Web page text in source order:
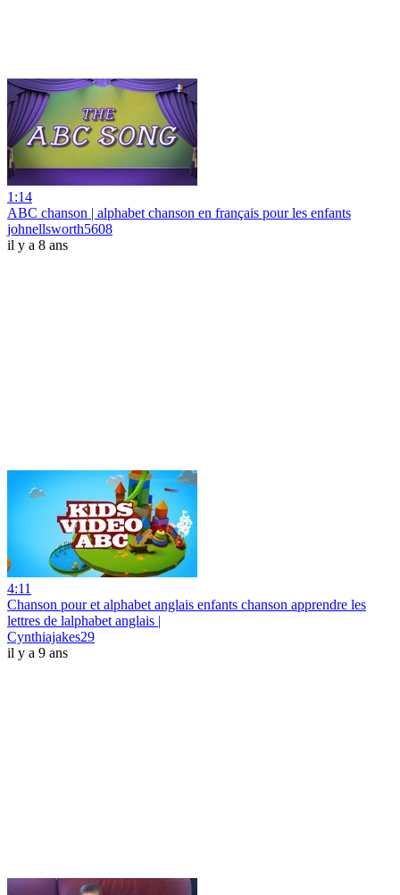
1:14
ABC chanson | alphabet chanson en français pour les enfants
johnellsworth5608
il y a 8 ans
4:11
Chanson pour et alphabet anglais enfants chanson apprendre les
lettres de lalphabet anglais |
Cynthiajakes29
il y a 9 ans